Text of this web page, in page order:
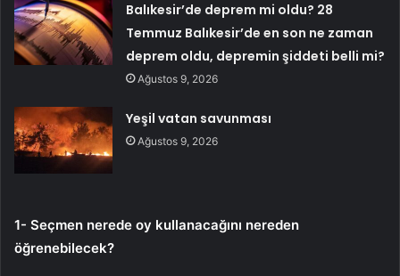
Balıkesir’de deprem mi oldu? 28
Temmuz Balıkesir’de en son ne zaman
deprem oldu, depremin şiddeti belli mi?
Ağustos 9, 2026
Yeşil vatan savunması
Ağustos 9, 2026
1- Seçmen nerede oy kullanacağını nereden
öğrenebilecek?